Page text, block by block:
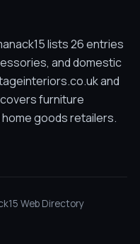
lists 26 entries
and domestic
and
furniture
goods retailers.
Web Directory